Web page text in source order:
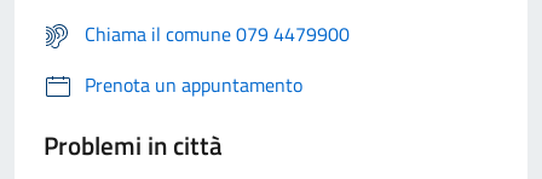
Chiama il comune 079 4479900
Prenota un appuntamento
Problemi in città